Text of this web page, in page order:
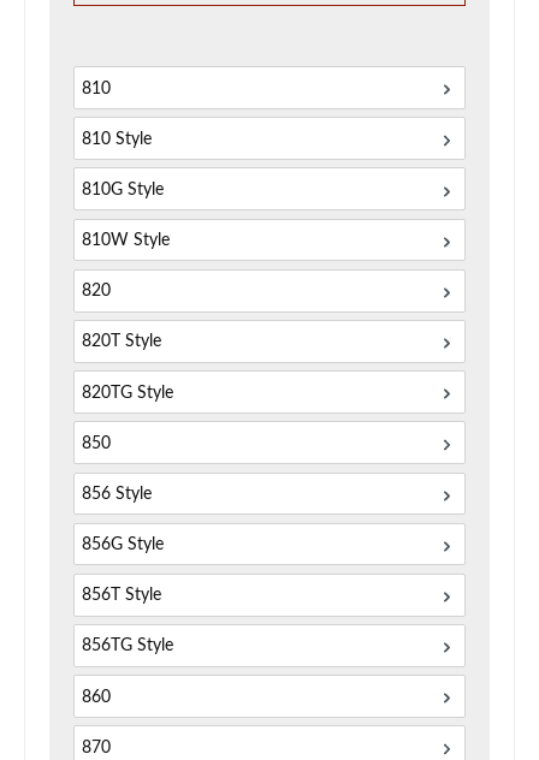
810
810 Style
810G Style
810W Style
820
820T Style
820TG Style
850
856 Style
856G Style
856T Style
856TG Style
860
870